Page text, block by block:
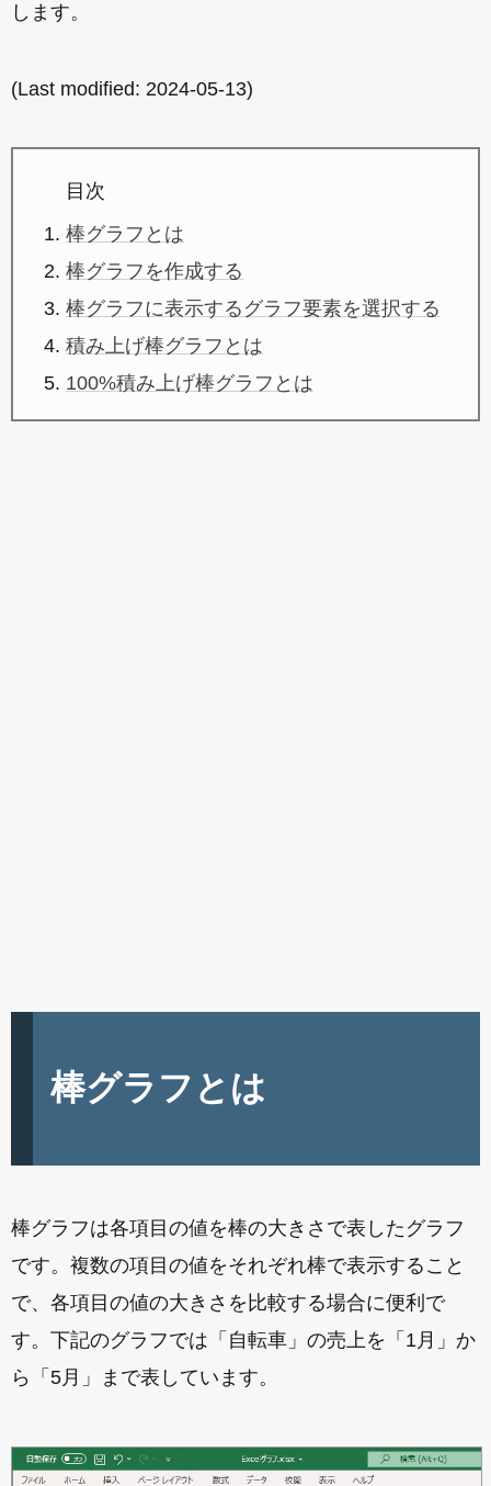
します。
(Last modified: 2024-05-13)
目次
棒グラフとは
棒グラフを作成する
棒グラフに表示するグラフ要素を選択する
積み上げ棒グラフとは
100%積み上げ棒グラフとは
棒グラフとは
棒グラフは各項目の値を棒の大きさで表したグラフ
です。複数の項目の値をそれぞれ棒で表示すること
で、各項目の値の大きさを比較する場合に便利で
す。下記のグラフでは「自転車」の売上を「1月」か
ら「5月」まで表しています。